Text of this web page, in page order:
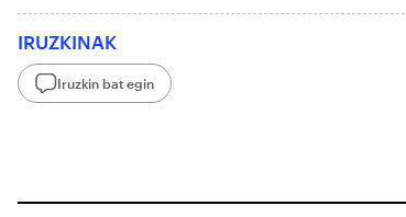
IRUZKINAK
Iruzkin bat egin